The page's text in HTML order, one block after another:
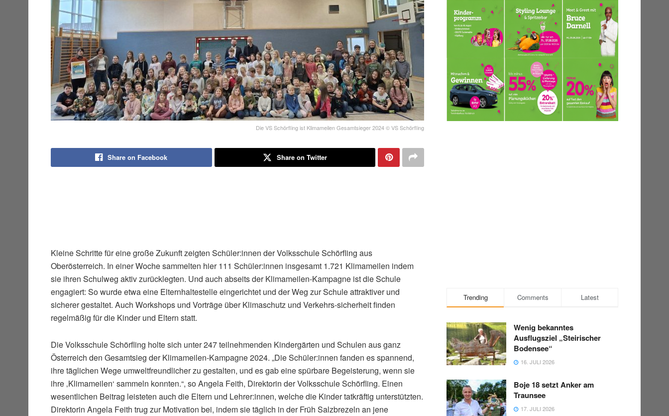
Die VS Schörfling ist Klimameilen Gesamtsieger 2024 © VS Schörfling
Share on Facebook Share on Twitter
Kleine Schritte für eine große Zukunft zeigten Schüler:innen der Volksschule Schörfling aus
Oberösterreich. In einer Woche sammelten hier 111 Schüler:innen insgesamt 1.721 Klimameilen indem
sie ihren Schulweg aktiv zurücklegten. Und auch abseits der Klimameilen-Kampagne ist die Schule
engagiert: So wurde etwa eine Elternhaltestelle eingerichtet und der Weg zur Schule attraktiver und
sicherer gestaltet. Auch Workshops und Vorträge über Klimaschutz und Verkehrs-sicherheit finden
regelmäßig für die Kinder und Eltern statt.
Die Volksschule Schörfling holte sich unter 247 teilnehmenden Kindergärten und Schulen aus ganz
Österreich den Gesamtsieg der Klimameilen-Kampagne 2024. „Die Schüler:innen fanden es spannend,
ihre täglichen Wege umweltfreundlicher zu gestalten, und es gab eine spürbare Begeisterung, wenn sie
ihre ‚Klimameilen‘ sammeln konnten.“, so Angela Feith, Direktorin der Volksschule Schörfling. Einen
wesentlichen Beitrag leisteten auch die Eltern und Lehrer:innen, welche die Kinder tatkräftig unterstützten.
Direktorin Angela Feith trug zur Motivation bei, indem sie täglich in der Früh Salzbrezeln an jene
Trending Comments Latest
Wenig bekanntes
Ausflugsziel „Steirischer
Bodensee“
16. JULI 2026
Boje 18 setzt Anker am
Traunsee
17. JULI 2026